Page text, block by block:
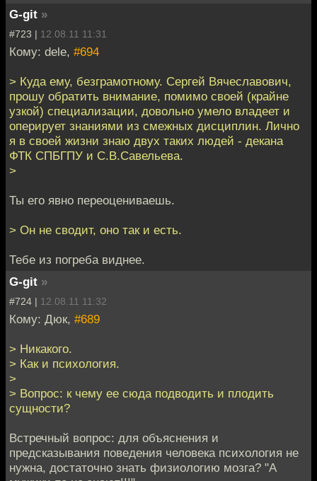
G-git »
#723 | 12.08.11 11:31
Кому: dele, #694
> Куда ему, безграмотному. Сергей Вячеславович,
прошу обратить внимание, помимо своей (крайне
узкой) специализации, довольно умело владеет и
оперирует знаниями из смежных дисциплин. Лично
я в своей жизни знаю двух таких людей - декана
ФТК СПБГПУ и С.В.Савельева.
>
Ты его явно переоцениваешь.
> Он не сводит, оно так и есть.
Тебе из погреба виднее.
G-git »
#724 | 12.08.11 11:32
Кому: Дюк, #689
> Никакого.
> Как и психология.
>
> Вопрос: к чему ее сюда подводить и плодить
сущности?
Встречный вопрос: для объяснения и
предсказывания поведения человека психология не
нужна, достаточно знать физиологию мозга? "А